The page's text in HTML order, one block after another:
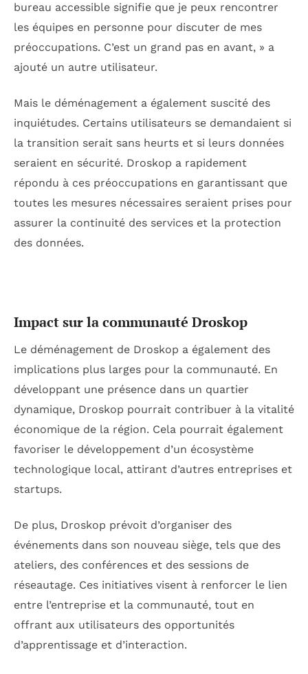
bureau accessible signifie que je peux rencontrer
les équipes en personne pour discuter de mes
préoccupations. C’est un grand pas en avant, » a
ajouté un autre utilisateur.
Mais le déménagement a également suscité des
inquiétudes. Certains utilisateurs se demandaient si
la transition serait sans heurts et si leurs données
seraient en sécurité. Droskop a rapidement
répondu à ces préoccupations en garantissant que
toutes les mesures nécessaires seraient prises pour
assurer la continuité des services et la protection
des données.
Impact sur la communauté Droskop
Le déménagement de Droskop a également des
implications plus larges pour la communauté. En
développant une présence dans un quartier
dynamique, Droskop pourrait contribuer à la vitalité
économique de la région. Cela pourrait également
favoriser le développement d’un écosystème
technologique local, attirant d’autres entreprises et
startups.
De plus, Droskop prévoit d’organiser des
événements dans son nouveau siège, tels que des
ateliers, des conférences et des sessions de
réseautage. Ces initiatives visent à renforcer le lien
entre l’entreprise et la communauté, tout en
offrant aux utilisateurs des opportunités
d’apprentissage et d’interaction.